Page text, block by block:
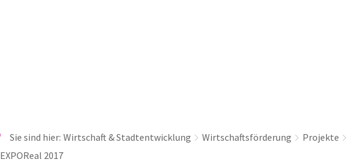
Sie sind hier: Wirtschaft & Stadtentwicklung Wirtschaftsförderung Projekte
EXPOReal 2017